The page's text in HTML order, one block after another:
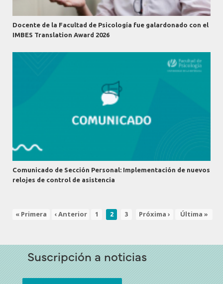
Docente de la Facultad de Psicología fue galardonado con el
IMBES Translation Award 2026
Comunicado de Sección Personal: Implementación de nuevos
relojes de control de asistencia
Paginación
Primera
« Primera
Página
‹ Anterior Page
1
Página
2 Page
3
Siguiente
Próxima ›
Última
Última »
Suscripción a noticias